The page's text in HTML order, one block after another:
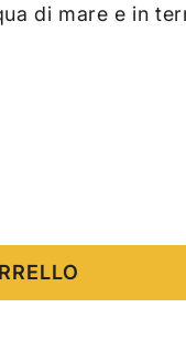
di mare e in